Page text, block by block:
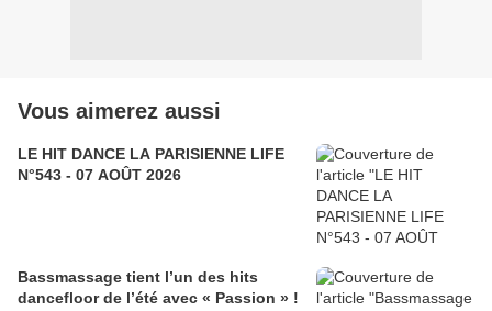
Vous aimerez aussi
LE HIT DANCE LA PARISIENNE LIFE
N°543 - 07 AOÛT 2026
Bassmassage tient l’un des hits
dancefloor de l’été avec « Passion » !